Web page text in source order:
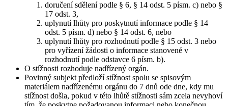
doručení sdělení podle § 6, § 14 odst. 5 písm. c) nebo §
17 odst. 3,
uplynutí lhůty pro poskytnutí informace podle § 14
odst. 5 písm. d) nebo § 14 odst. 6, nebo
uplynutí lhůty pro rozhodnutí podle § 15 odst. 3 nebo
pro vyřízení žádosti o informace stanovené v
rozhodnutí podle odstavce 6 písm. b).
O stížnosti rozhoduje nadřízený orgán.
Povinný subjekt předloží stížnost spolu se spisovým
materiálem nadřízenému orgánu do 7 dnů ode dne, kdy mu
stížnost došla, pokud v této lhůtě stížnosti sám zcela nevyhoví